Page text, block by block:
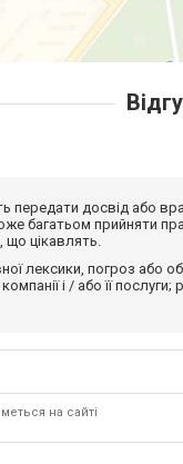
передати досвід або
багатьом прийняти
що цікавлять.
лексики, погроз або
і / або її
на сайті